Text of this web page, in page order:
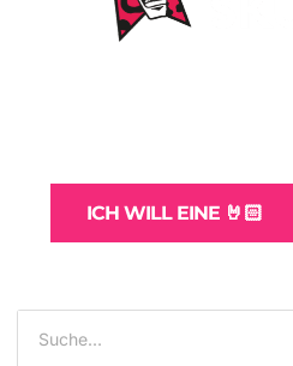
ICH WILL EINE 🤘🏻